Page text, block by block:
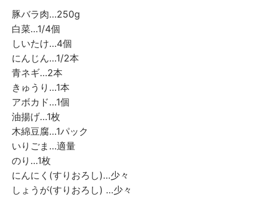
豚バラ肉…250g
白菜…1/4個
しいたけ…4個
にんじん…1/2本
青ネギ…2本
きゅうり…1本
アボカド…1個
油揚げ…1枚
木綿豆腐…1パック
いりごま…適量
のり…1枚
にんにく(すりおろし)…少々
しょうが(すりおろし) …少々